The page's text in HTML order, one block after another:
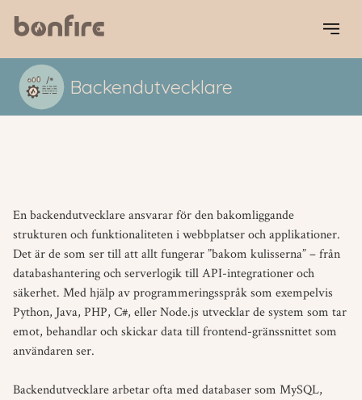
Backendutvecklare
En backendutvecklare ansvarar för den bakomliggande
strukturen och funktionaliteten i webbplatser och applikationer.
Det är de som ser till att allt fungerar ”bakom kulisserna” – från
databashantering och serverlogik till API-integrationer och
säkerhet. Med hjälp av programmeringsspråk som exempelvis
Python, Java, PHP, C#, eller Node.js utvecklar de system som tar
emot, behandlar och skickar data till frontend-gränssnittet som
användaren ser.
Backendutvecklare arbetar ofta med databaser som MySQL,